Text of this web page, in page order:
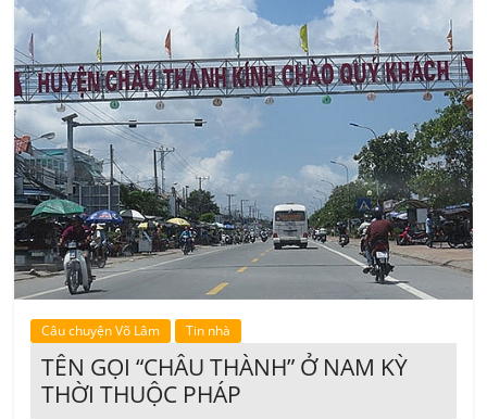
Câu chuyện Võ Lâm Tin nhà
TÊN GỌI “CHÂU THÀNH” Ở NAM KỲ
THỜI THUỘC PHÁP